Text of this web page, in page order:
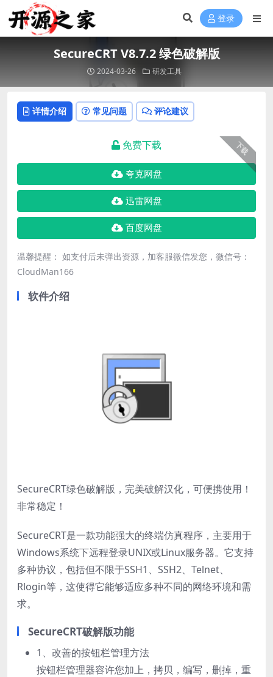
登录
SecureCRT V8.7.2 绿色破解版
2024-03-26 研发工具
详情介绍 常见问题 评论建议
下载
免费下载
夸克网盘
迅雷网盘
百度网盘
温馨提醒： 如支付后未弹出资源，加客服微信发您，微信号：
CloudMan166
软件介绍
SecureCRT绿色破解版，完美破解汉化，可便携使用！
非常稳定！
SecureCRT是一款功能强大的终端仿真程序，主要用于
Windows系统下远程登录UNIX或Linux服务器。它支持
多种协议，包括但不限于SSH1、SSH2、Telnet、
Rlogin等，这使得它能够适应多种不同的网络环境和需
求。
SecureCRT破解版功能
1、改善的按钮栏管理方法
按钮栏管理器容许您加上，拷贝，编写，删掉，重